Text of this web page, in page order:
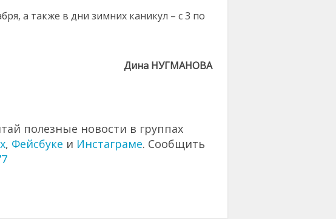
а также в дни зимних каникул – с 3 по
Дина НУГМАНОВА
полезные новости в группах
, Фейсбуке и Инстаграме. Сообщить